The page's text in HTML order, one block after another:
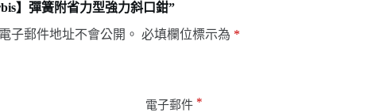
】彈簧附省力型強力斜口鉗”
子郵件地址不會公開。 必填欄位標示為 *
電子郵件 *